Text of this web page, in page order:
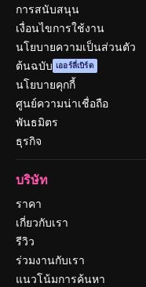
การสนับสนุน
เงื่อนไขการใช้งาน
นโยบายความเป็นส่วนตัว
ต้นฉบับ เออร์ลี่เบิร์ด
นโยบายคุกกี้
ศูนย์ความน่าเชื่อถือ
พันธมิตร
ธุรกิจ
บริษัท
ราคา
เกี่ยวกับเรา
รีวิว
ร่วมงานกับเรา
แนวโน้มการค้นหา